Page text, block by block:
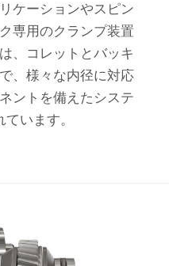
ケーションやスピン
専用のクランプ装置
、コレットとバッキ
、様々な内径に対応
ントを備えたシステ
います。